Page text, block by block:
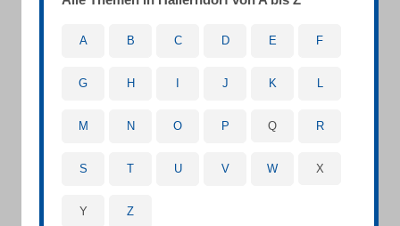
A B C D E F
G H J K L
M N O P Q R
S T U V W X
Y Z